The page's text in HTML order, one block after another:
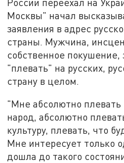
Москвы" начал
заявления в адрес
страны. Мужчина,
собственное покушение,
"плевать" на русских,
страну в целом.
"Мне абсолютно плевать
народ, абсолютно
культуру, плевать, что
Мне интересует только
дошла до такого